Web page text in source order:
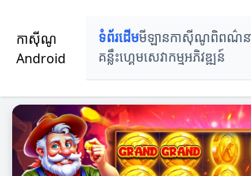
កាស៊ីណូ
Android
ទំព័រដើមមីឡានកាស៊ីណូពិពណ៌
គន្លឹះហ្គេមសេវាកម្មអភិវឌ្ឍន៍